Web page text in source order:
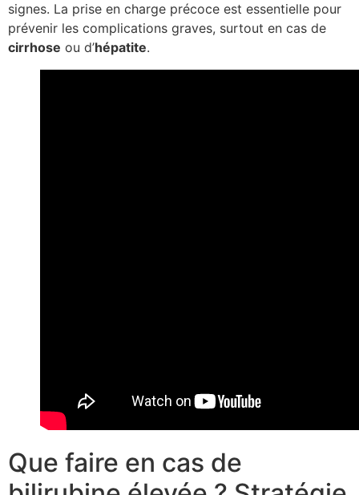
signes. La prise en charge précoce est essentielle pour
prévenir les complications graves, surtout en cas de
cirrhose ou d’hépatite.
Que faire en cas de